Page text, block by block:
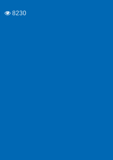
8230